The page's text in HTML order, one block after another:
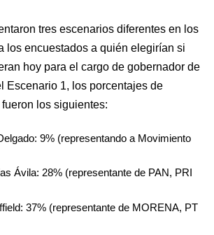
tres escenarios diferentes en los
los encuestados a quién elegirían si
hoy para el cargo de gobernador de
Escenario 1, los porcentajes de
los siguientes:
9% (representando a Movimiento
Ávila: 28% (representante de PAN, PRI
37% (representante de MORENA, PT